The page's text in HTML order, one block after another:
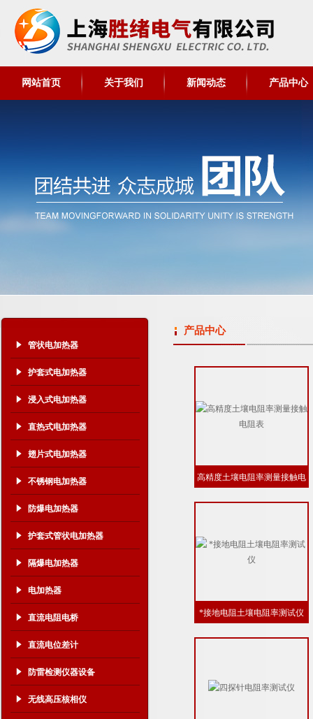
网站首页 关于我们 新闻动态 产品中心
管状电加热器
护套式电加热器
浸入式电加热器
直热式电加热器
翅片式电加热器
不锈钢电加热器
防爆电加热器
护套式管状电加热器
隔爆电加热器
电加热器
直流电阻电桥
直流电位差计
防雷检测仪器设备
无线高压核相仪
产品中心
高精度土壤电阻率测量接触电
*接地电阻土壤电阻率测试仪